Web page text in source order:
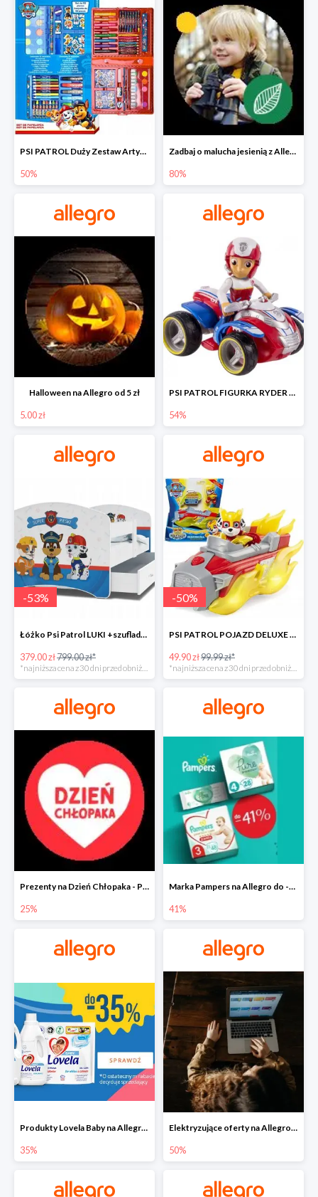
PSI PATROL Duży Zestaw Artystyczny 52 elementy na piąty komplet -50%
50%
Zadbaj o malucha jesienią z Allegro do -80%
80%
Halloween na Allegro od 5 zł
5.00 zł
PSI PATROL FIGURKA RYDER + QUAD POJAZD RATUNKOWY -54%
54%
-53%
Łóżko Psi Patrol LUKI +szuflada+materac+grafika -52%
379.00 zł799.00 zł*
-50%
PSI PATROL POJAZD DELUXE FIGURKA MARSHALL MIGHTY -50%
49.90 zł99.99 zł*
Prezenty na Dzień Chłopaka - Produkty SOXO do -25%
25%
Marka Pampers na Allegro do -41%
41%
Produkty Lovela Baby na Allegro do -35%
35%
Elektryzujące oferty na Allegro do -50%
50%